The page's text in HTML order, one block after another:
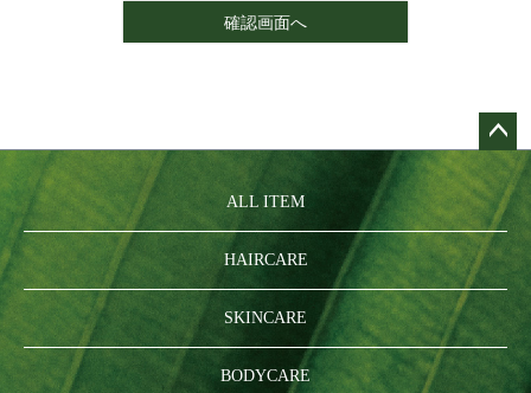
ペー
ジト
ップ
へ
ALL ITEM
HAIRCARE
SKINCARE
BODYCARE